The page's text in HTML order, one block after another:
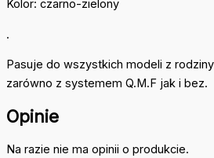
Kolor: czarno-zielony
.
Pasuje do wszystkich modeli z
zarówno z systemem Q.M.F jak i bez.
Opinie
Na razie nie ma opinii o produkcie.